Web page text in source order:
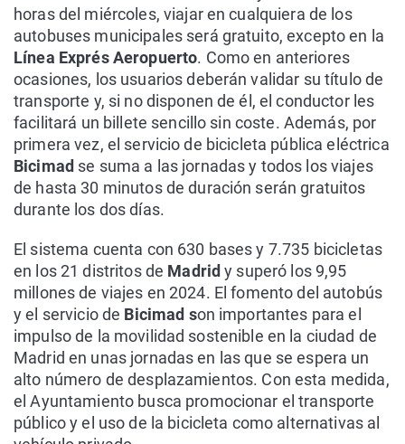
horas del miércoles, viajar en cualquiera de los
autobuses municipales será gratuito, excepto en la
Línea Exprés Aeropuerto. Como en anteriores
ocasiones, los usuarios deberán validar su título de
transporte y, si no disponen de él, el conductor les
facilitará un billete sencillo sin coste. Además, por
primera vez, el servicio de bicicleta pública eléctrica
Bicimad se suma a las jornadas y todos los viajes
de hasta 30 minutos de duración serán gratuitos
durante los dos días.
El sistema cuenta con 630 bases y 7.735 bicicletas
en los 21 distritos de Madridy superó los 9,95
millones de viajes en 2024. El fomento del autobús
y el servicio de Bicimad son importantes para el
impulso de la movilidad sostenible en la ciudad de
Madrid en unas jornadas en las que se espera un
alto número de desplazamientos. Con esta medida,
el Ayuntamiento busca promocionar el transporte
público y el uso de la bicicleta como alternativas al